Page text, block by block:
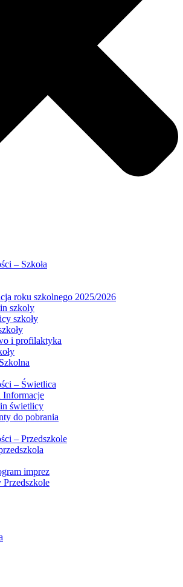
– Szkoła
roku szkolnego 2025/2026
szkoly
szkoły
i profilaktyka
– Świetlica
Informacje
świetlicy
do pobrania
– Przedszkole
imprez